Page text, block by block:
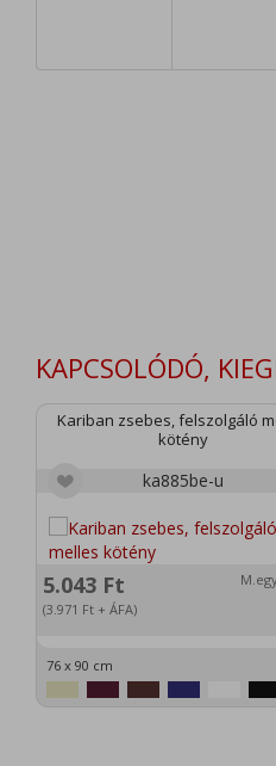
KAPCSOLÓDÓ,
Kariban zsebes, felszolgáló
kötény
ka885be-u
5.043 Ft
(3.971 Ft + ÁFA)
76 x 90 cm